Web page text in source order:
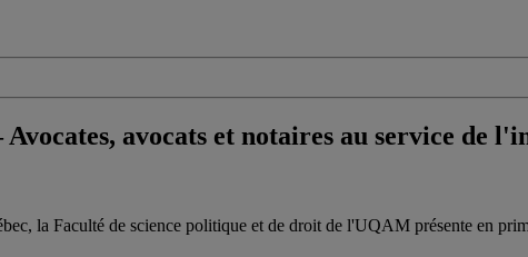
avocats et notaires au service de
la Faculté de science politique et de droit de l'UQAM présente en